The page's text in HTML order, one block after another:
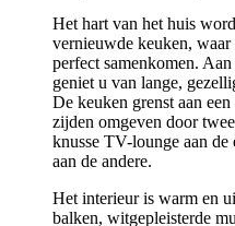
Het hart van het huis
vernieuwde keuken,
perfect samenkomen.
geniet u van lange,
De keuken grenst aan
zijden omgeven door
knusse TV-lounge aan
aan de andere.
Het interieur is warm en
balken, witgepleisterde